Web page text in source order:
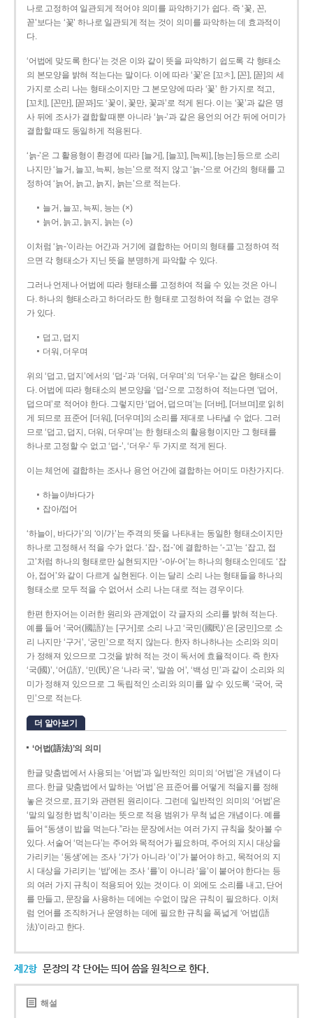
나로 고정하여 일관되게 적어야 의미를 파악하기가 쉽다. 즉 ‘꽃, 꼰,
꼳’보다는 ‘꽃’ 하나로 일관되게 적는 것이 의미를 파악하는 데 효과적이
다.
‘어법에 맞도록 한다’는 것은 이와 같이 뜻을 파악하기 쉽도록 각 형태소
의 본모양을 밝혀 적는다는 말이다. 이에 따라 ‘꽃’은 [꼬ㅊ], [꼰], [꼳]의 세
가지로 소리 나는 형태소이지만 그 본모양에 따라 ‘꽃’ 한 가지로 적고,
[꼬치], [꼰만], [꼳꽈]도 ‘꽃이, 꽃만, 꽃과’로 적게 된다. 이는 ‘꽃’과 같은 명
사 뒤에 조사가 결합할 때뿐 아니라 ‘늙-’과 같은 용언의 어간 뒤에 어미가
결합할 때도 동일하게 적용된다.
‘늙-’은 그 활용형이 환경에 따라 [늘거], [늘꼬], [늑찌], [능는] 등으로 소리
나지만 ‘늘거, 늘꼬, 늑찌, 능는’으로 적지 않고 ‘늙-’으로 어간의 형태를 고
정하여 ‘늙어, 늙고, 늙지, 늙는’으로 적는다.
늘거, 늘꼬, 늑찌, 능는 (×)
늙어, 늙고, 늙지, 늙는 (○)
이처럼 ‘늙-­’이라는 어간과 거기에 결합하는 어미의 형태를 고정하여 적
으면 각 형태소가 지닌 뜻을 분명하게 파악할 수 있다.
그러나 언제나 어법에 따라 형태소를 고정하여 적을 수 있는 것은 아니
다. 하나의 형태소라고 하더라도 한 형태로 고정하여 적을 수 없는 경우
가 있다.
덥고, 덥지
더워, 더우며
위의 ‘덥고, 덥지’에서의 ‘덥-­’과 ‘더워, 더우며’의 ‘더우-­’는 같은 형태소이
다. 어법에 따라 형태소의 본모양을 ‘덥-­’으로 고정하여 적는다면 ‘덥어,
덥으며’로 적어야 한다. 그렇지만 ‘덥어, 덥으며’는 [더버], [더브며]로 읽히
게 되므로 표준어 [더워], [더우며]의 소리를 제대로 나타낼 수 없다. 그러
므로 ‘덥고, 덥지, 더워, 더우며’는 한 형태소의 활용형이지만 그 형태를
하나로 고정할 수 없고 ‘덥-’, ‘더우-’ 두 가지로 적게 된다.
이는 체언에 결합하는 조사나 용언 어간에 결합하는 어미도 마찬가지다.
하늘이/바다가
잡아/접어
‘하늘이, 바다가’의 ‘이/가’는 주격의 뜻을 나타내는 동일한 형태소이지만
하나로 고정해서 적을 수가 없다. ‘잡-, 접-’에 결합하는 ‘-고’는 ‘잡고, 접
고’처럼 하나의 형태로만 실현되지만 ‘-아/-어’는 하나의 형태소인데도 ‘잡
아, 접어’와 같이 다르게 실현된다. 이는 달리 소리 나는 형태들을 하나의
형태소로 모두 적을 수 없어서 소리 나는 대로 적는 경우이다.
한편 한자어는 이러한 원리와 관계없이 각 글자의 소리를 밝혀 적는다.
예를 들어 ‘국어(國語)’는 [구거]로 소리 나고 ‘국민(國民)’은 [궁민]으로 소
리 나지만 ‘구거’, ‘궁민’으로 적지 않는다. 한자 하나하나는 소리와 의미
가 정해져 있으므로 그것을 밝혀 적는 것이 독서에 효율적이다. 즉 한자
‘국(國)’, ‘어(語)’, ‘민(民)’은 ‘나라 국’, ‘말씀 어’, ‘백성 민’과 같이 소리와 의
미가 정해져 있으므로 그 독립적인 소리와 의미를 알 수 있도록 ‘국어, 국
민’으로 적는다.
더 알아보기
‘어법(語法)’의 의미
한글 맞춤법에서 사용되는 ‘어법’과 일반적인 의미의 ‘어법’은 개념이 다
르다. 한글 맞춤법에서 말하는 ‘어법’은 표준어를 어떻게 적을지를 정해
놓은 것으로, 표기와 관련된 원리이다. 그런데 일반적인 의미의 ‘어법’은
‘말의 일정한 법칙’이라는 뜻으로 적용 범위가 무척 넓은 개념이다. 예를
들어 “동생이 밥을 먹는다.”라는 문장에서는 여러 가지 규칙을 찾아볼 수
있다. 서술어 ‘먹는다’는 주어와 목적어가 필요하며, 주어의 지시 대상을
가리키는 ‘동생’에는 조사 ‘가’가 아니라 ‘이’가 붙어야 하고, 목적어의 지
시 대상을 가리키는 ‘밥’에는 조사 ‘를’이 아니라 ‘을’이 붙어야 한다는 등
의 여러 가지 규칙이 적용되어 있는 것이다. 이 외에도 소리를 내고, 단어
를 만들고, 문장을 사용하는 데에는 수없이 많은 규칙이 필요하다. 이처
럼 언어를 조직하거나 운영하는 데에 필요한 규칙을 폭넓게 ‘어법(語
法)’이라고 한다.
제2항 문장의 각 단어는 띄어 씀을 원칙으로 한다.
해설